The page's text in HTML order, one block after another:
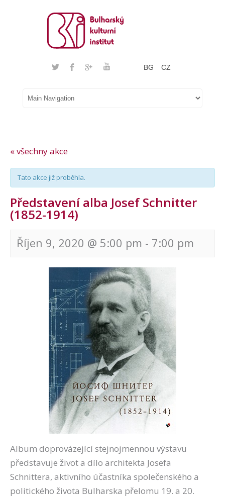
BG CZ
« všechny akce
Tato akce již proběhla.
Představení alba Josef Schnitter
(1852-1914)
Říjen 9, 2020 @ 5:00 pm - 7:00 pm
Navigace
Album doprovázející stejnojmennou výstavu
představuje život a dílo architekta Josefa
Schnittera, aktivního účastníka společenského a
politického života Bulharska přelomu 19. a 20.